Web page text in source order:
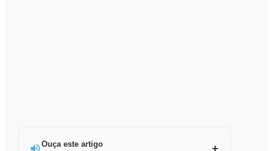
Ouça este artigo